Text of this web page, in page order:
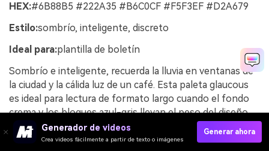
HEX:#6B88B5 #222A35 #B6C0CF #F5F3EF #D2A679
Estilo:sombrío, inteligente, discreto
Ideal para:plantilla de boletín
Sombrío e inteligente, recuerda la lluvia en ventanas de
la ciudad y la cálida luz de un café. Esta paleta glaucous
es ideal para lectura de formato largo cuando el fondo
crema y los bloques azul-gris llevan el peso del diseño.
Usa el carbón profundo para los encabezados y reserva
el dorado tostado para resaltar enlaces o insignias
Generador de videos
Crea videos fácilmente a partir de texto o imágenes
Generar ahora